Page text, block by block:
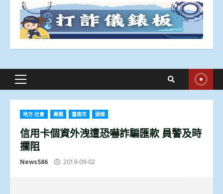
Primary
地方.社會 專題 臺南市 頭條
信用卡個資外洩遭恐嚇詐騙匯款 員警及時
攔阻
News586 2019-09-02